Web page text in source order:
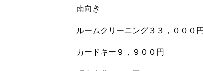
南向き
ルームクリーニング３３，０００円
カードキー９，９００円